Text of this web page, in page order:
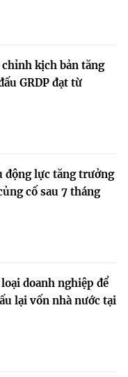
chỉnh kịch bản tăng
GRDP đạt từ
động lực tăng trưởng
cố sau 7 tháng
doanh nghiệp để
lại vốn nhà nước tại